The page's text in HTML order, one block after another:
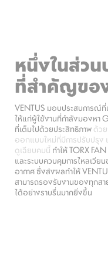
หนึ่งในส่วน
ที่สำคัญขอ
VENTUS มอบประสบการณ์ที่
ให้แก่ผู้ใช้งานที่กำลังมองหา
ที่เต็มไปด้วยประสิทธิภาพด้ว
ออกแบบใหม่ที่มีการปรับปรุง
ดูเฉียบคมนี้ ทำให้ TORX
และระบบควบคุมการไหลเวีย
อากาศ ซึ่งส่งผลทำให้
สามารถรองรับงานของทุกสา
ได้อย่างราบรื่นมากยิ่งขึ้น